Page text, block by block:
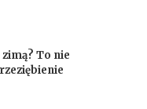
To nie